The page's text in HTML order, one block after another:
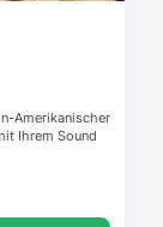
Amerikanischer
Ihrem Sound